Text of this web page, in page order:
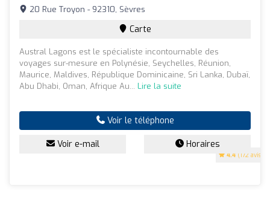
4.4 (172 avis)
20 Rue Troyon - 92310, Sèvres
Carte
Austral Lagons est le spécialiste incontournable des
voyages sur-mesure en Polynésie, Seychelles, Réunion,
Maurice, Maldives, République Dominicaine, Sri Lanka, Dubaï,
Abu Dhabi, Oman, Afrique Au... Lire la suite
Voir le téléphone
Voir e-mail Horaires